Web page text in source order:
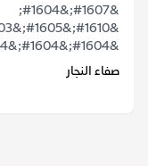
&#1607;&#1604;
&#1604;&#1604;&#1594;&#1590;&#1576;...
صفاء النجار